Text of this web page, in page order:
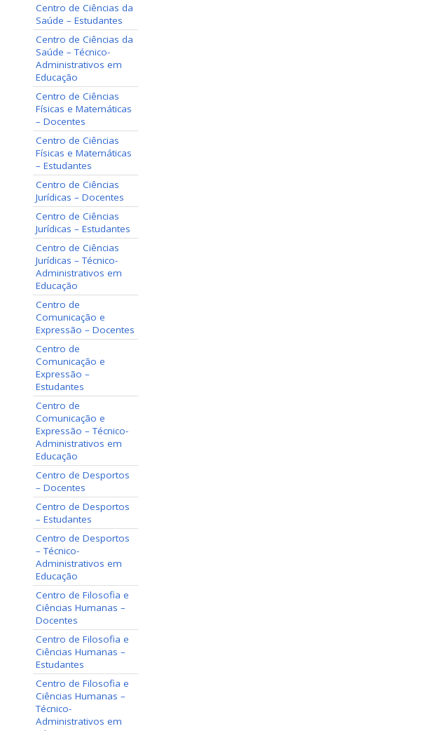
Centro de Ciências da
Saúde – Estudantes
Centro de Ciências da
Saúde – Técnico-
Administrativos em
Educação
Centro de Ciências
Físicas e Matemáticas
– Docentes
Centro de Ciências
Físicas e Matemáticas
– Estudantes
Centro de Ciências
Jurídicas – Docentes
Centro de Ciências
Jurídicas – Estudantes
Centro de Ciências
Jurídicas – Técnico-
Administrativos em
Educação
Centro de
Comunicação e
Expressão – Docentes
Centro de
Comunicação e
Expressão –
Estudantes
Centro de
Comunicação e
Expressão – Técnico-
Administrativos em
Educação
Centro de Desportos
– Docentes
Centro de Desportos
– Estudantes
Centro de Desportos
– Técnico-
Administrativos em
Educação
Centro de Filosofia e
Ciências Humanas –
Docentes
Centro de Filosofia e
Ciências Humanas –
Estudantes
Centro de Filosofia e
Ciências Humanas –
Técnico-
Administrativos em